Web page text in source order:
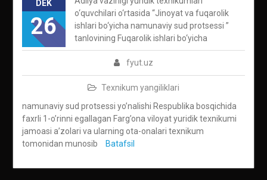
DEK
26
fyut.uz
Texnikum yangiliklari
o‘quvchilari o‘rtasida “Jinoyat va fuqarolik
ishlari bo‘yicha namunaviy sud protsessi ”
tanlovining Fuqarolik ishlari bo‘yicha
namunaviy sud protsessi yo’nalishi Respublika bosqichida
faxrli 1-o’rinni egallagan Farg’ona viloyat yuridik texnikumi
jamoasi a’zolari va ularning ota-onalari texnikum
tomonidan munosib
Batafsil